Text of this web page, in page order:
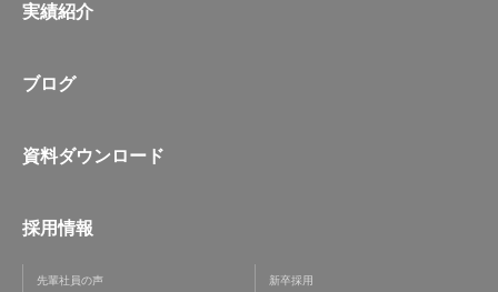
実績紹介
ブログ
資料ダウンロード
採用情報
先輩社員の声 新卒採用